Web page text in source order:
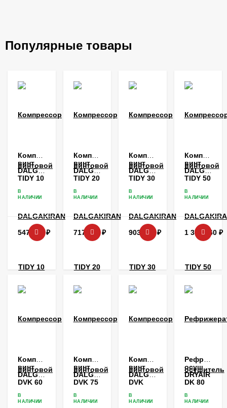
Популярные товары
Компрессор
винтовой
DALGAKIRAN
TIDY 10
В
НАЛИЧИИ
547 662 ₽
Компрессор
винтовой
DALGAKIRAN
TIDY 20
В
НАЛИЧИИ
717 042 ₽
Компрессор
винтовой
DALGAKIRAN
TIDY 30
В
НАЛИЧИИ
903 360 ₽
винтовой
TIDY 50
В
НАЛИЧИИ
1 373 860 ₽
Компрессор
винтовой
DALGAKIRAN
DVK 60
В
НАЛИЧИИ
Компрессор
винтовой
DALGAKIRAN
DVK 75
В
НАЛИЧИИ
Компрессор
винтовой
DALGAKIRAN
DVK
В
НАЛИЧИИ
осушитель
DRYAIR
DK 80
В
НАЛИЧИИ